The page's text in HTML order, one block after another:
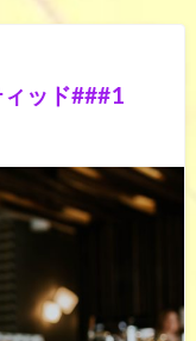
ィッド###1